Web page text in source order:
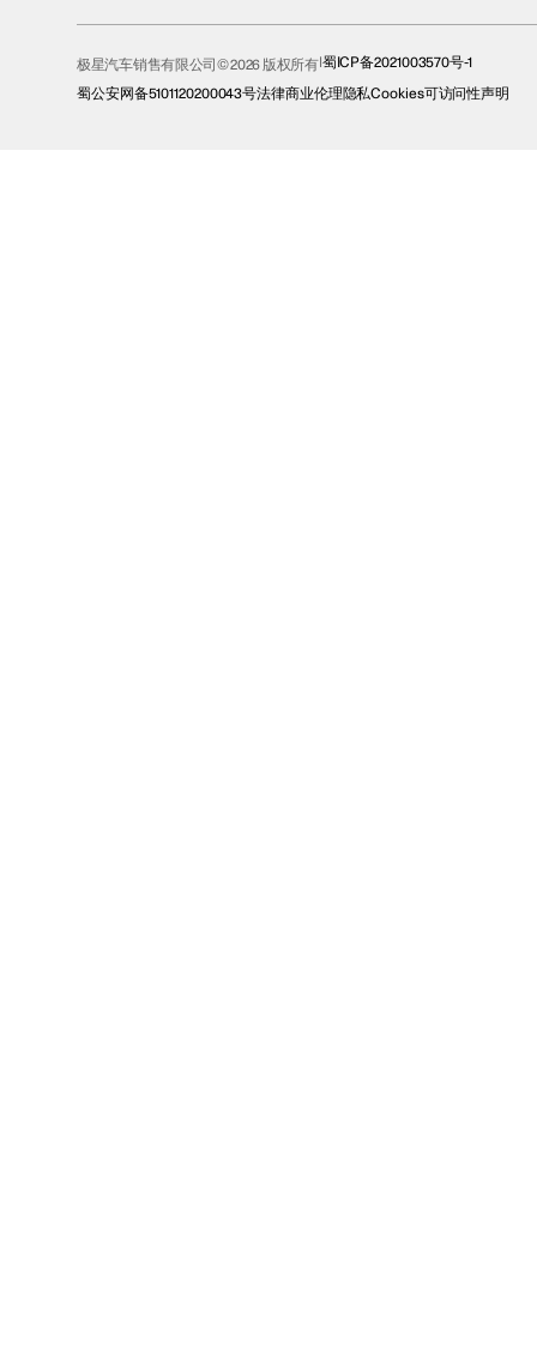
极星汽车销售有限公司© 2026 版权所有 蜀ICP备2021003570号-1
蜀公安网备5101120200043号法律商业伦理 隐私Cookies可访问性声明